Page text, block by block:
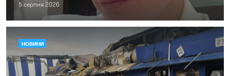
5 серпня 2026
НОВИНИ